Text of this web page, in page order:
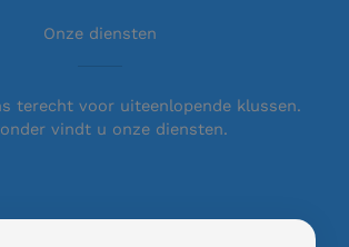
Onze diensten
terecht voor uiteenlopende klussen.
vindt u onze diensten.